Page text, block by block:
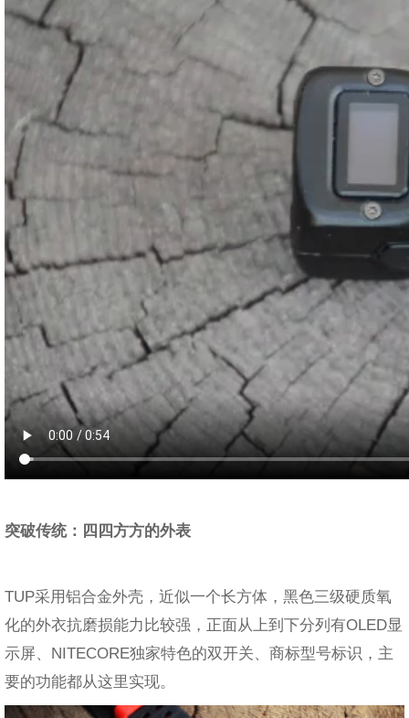
突破传统：四四方方的外表
TUP采用铝合金外壳，近似一个长方体，黑色三级硬质氧
化的外衣抗磨损能力比较强，正面从上到下分列有OLED显
示屏、NITECORE独家特色的双开关、商标型号标识，主
要的功能都从这里实现。